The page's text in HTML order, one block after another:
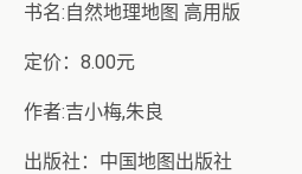
书名:自然地理地图 高用版
定价：8.00元
作者:吉小梅,朱良
出版社：中国地图出版社